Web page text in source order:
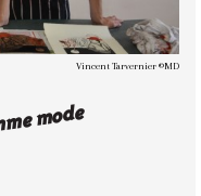
Vincent Tarvernier ©MD
co